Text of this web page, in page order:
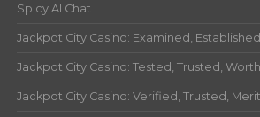
Spicy AI Chat
Jackpot City Casino: Examined,
Jackpot City Casino: Tested, Trusted,
Jackpot City Casino: Verified, Trusted,